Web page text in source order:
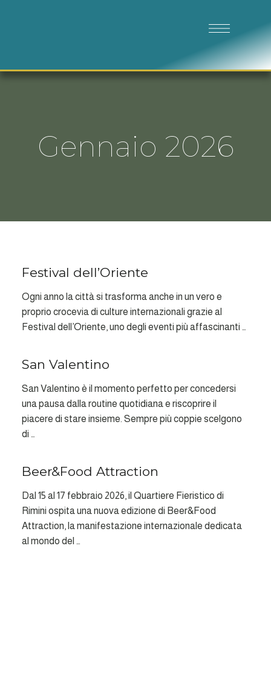
Gennaio 2026
GEN
20
Festival dell’Oriente
Ogni anno la città si trasforma anche in un vero e
proprio crocevia di culture internazionali grazie al
Festival dell’Oriente, uno degli eventi più affascinanti …
GEN
16
San Valentino
San Valentino è il momento perfetto per concedersi
una pausa dalla routine quotidiana e riscoprire il
piacere di stare insieme. Sempre più coppie scelgono
di …
GEN
03
Beer&Food Attraction
Dal 15 al 17 febbraio 2026, il Quartiere Fieristico di
Rimini ospita una nuova edizione di Beer&Food
Attraction, la manifestazione internazionale dedicata
al mondo del …